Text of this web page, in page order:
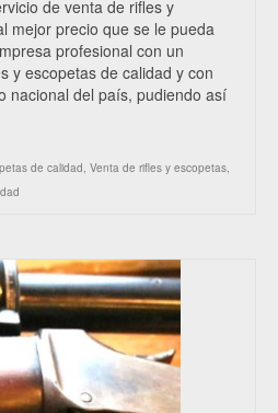
de venta de rifles y
mejor precio que se le pueda
profesional con un
y escopetas de calidad y con
nacional del país, pudiendo así
de calidad, Venta de rifles y escopetas,